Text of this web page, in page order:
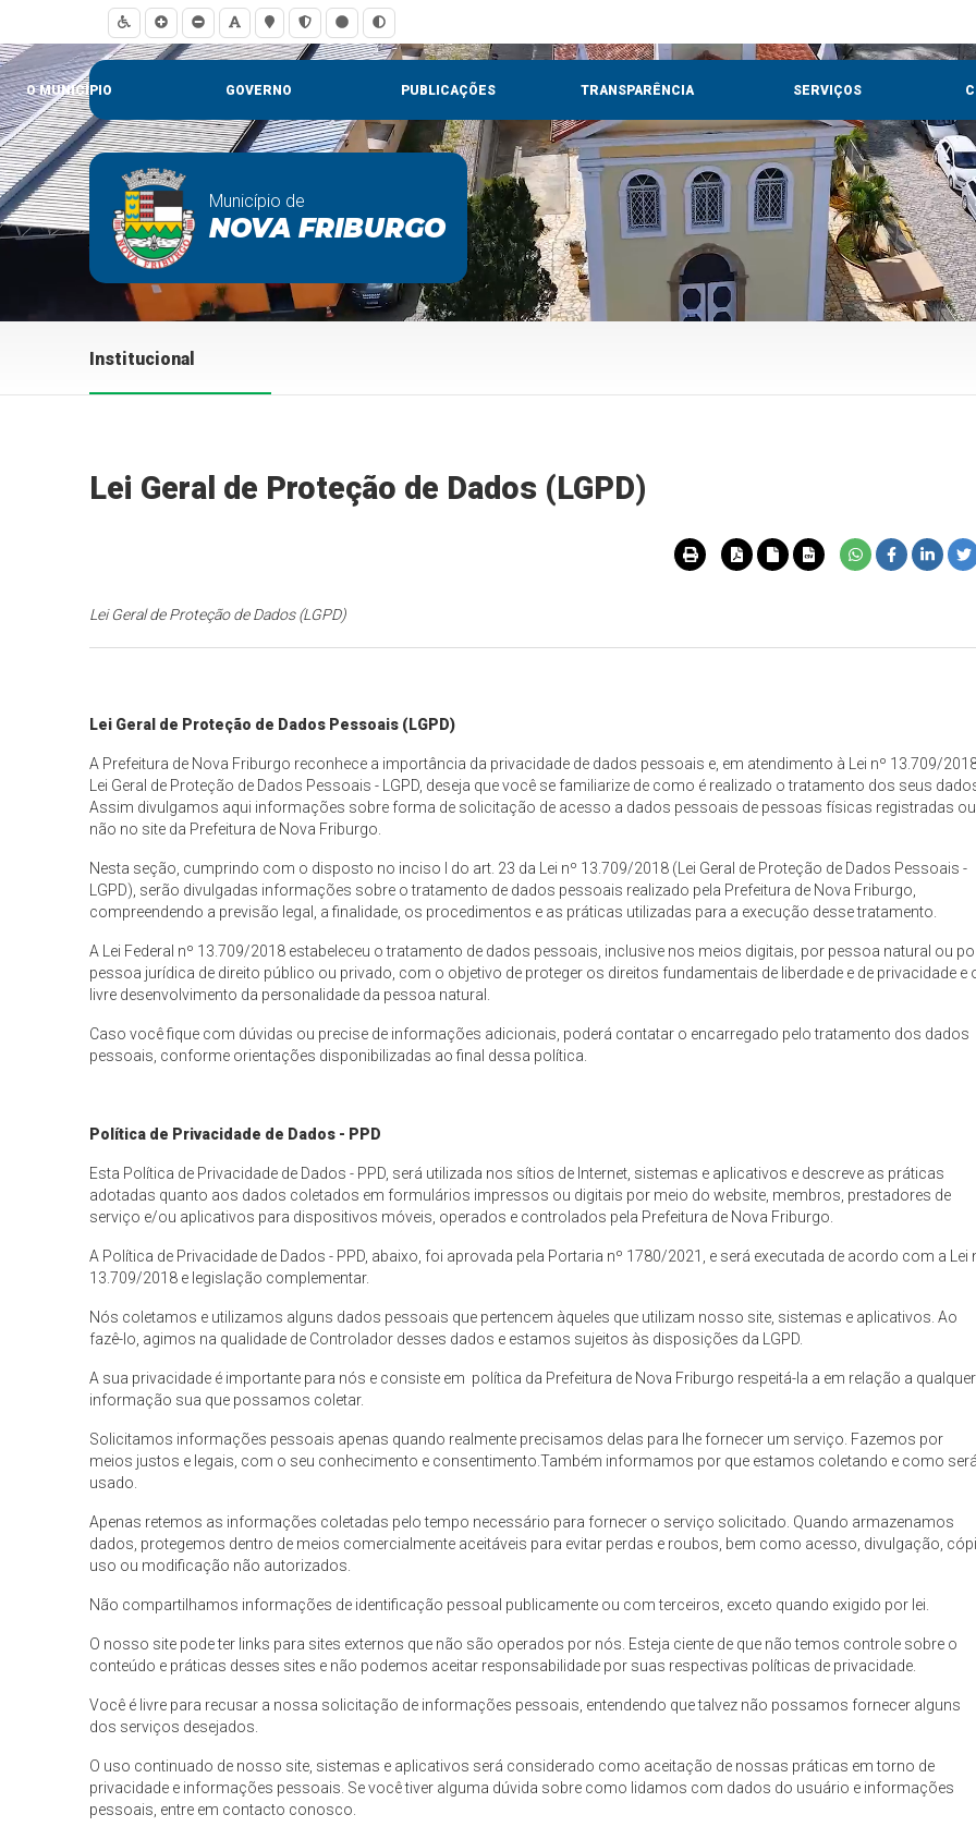
O MUNICÍPIO GOVERNO PUBLICAÇÕES TRANSPARÊNCIA SERVIÇOS
Município de
NOVA FRIBURGO
Institucional
Lei Geral de Proteção de Dados (LGPD)
Lei Geral de Proteção de Dados (LGPD)
Lei Geral de Proteção de Dados Pessoais (LGPD)
A Prefeitura de Nova Friburgo reconhece a importância da privacidade de dados pessoais e, em atendimento à Lei nº 13.709/
Lei Geral de Proteção de Dados Pessoais - LGPD, deseja que você se familiarize de como é realizado o tratamento dos seus
Assim divulgamos aqui informações sobre forma de solicitação de acesso a dados pessoais de pessoas físicas registradas ou
não no site da Prefeitura de Nova Friburgo.
Nesta seção, cumprindo com o disposto no inciso I do art. 23 da Lei nº 13.709/2018 (Lei Geral de Proteção de Dados Pessoais -
LGPD), serão divulgadas informações sobre o tratamento de dados pessoais realizado pela Prefeitura de Nova Friburgo,
compreendendo a previsão legal, a finalidade, os procedimentos e as práticas utilizadas para a execução desse tratamento.
A Lei Federal nº 13.709/2018 estabeleceu o tratamento de dados pessoais, inclusive nos meios digitais, por pessoa natural ou
pessoa jurídica de direito público ou privado, com o objetivo de proteger os direitos fundamentais de liberdade e de privacidade e
livre desenvolvimento da personalidade da pessoa natural.
Caso você fique com dúvidas ou precise de informações adicionais, poderá contatar o encarregado pelo tratamento dos dados
pessoais, conforme orientações disponibilizadas ao final dessa política.
Política de Privacidade de Dados - PPD
Esta Política de Privacidade de Dados - PPD, será utilizada nos sítios de Internet, sistemas e aplicativos e descreve as práticas
adotadas quanto aos dados coletados em formulários impressos ou digitais por meio do website, membros, prestadores de
serviço e/ou aplicativos para dispositivos móveis, operados e controlados pela Prefeitura de Nova Friburgo.
A Política de Privacidade de Dados - PPD, abaixo, foi aprovada pela Portaria nº 1780/2021, e será executada de acordo com a Lei
13.709/2018 e legislação complementar.
Nós coletamos e utilizamos alguns dados pessoais que pertencem àqueles que utilizam nosso site, sistemas e aplicativos. Ao
fazê-lo, agimos na qualidade de Controlador desses dados e estamos sujeitos às disposições da LGPD.
A sua privacidade é importante para nós e consiste em política da Prefeitura de Nova Friburgo respeitá-la a em relação a qualquer
informação sua que possamos coletar.
Solicitamos informações pessoais apenas quando realmente precisamos delas para lhe fornecer um serviço. Fazemos por
meios justos e legais, com o seu conhecimento e consentimento.Também informamos por que estamos coletando e como
usado.
Apenas retemos as informações coletadas pelo tempo necessário para fornecer o serviço solicitado. Quando armazenamos
dados, protegemos dentro de meios comercialmente aceitáveis para evitar perdas e roubos, bem como acesso, divulgação,
uso ou modificação não autorizados.
Não compartilhamos informações de identificação pessoal publicamente ou com terceiros, exceto quando exigido por lei.
O nosso site pode ter links para sites externos que não são operados por nós. Esteja ciente de que não temos controle sobre o
conteúdo e práticas desses sites e não podemos aceitar responsabilidade por suas respectivas políticas de privacidade.
Você é livre para recusar a nossa solicitação de informações pessoais, entendendo que talvez não possamos fornecer alguns
dos serviços desejados.
O uso continuado de nosso site, sistemas e aplicativos será considerado como aceitação de nossas práticas em torno de
privacidade e informações pessoais. Se você tiver alguma dúvida sobre como lidamos com dados do usuário e informações
pessoais, entre em contacto conosco.